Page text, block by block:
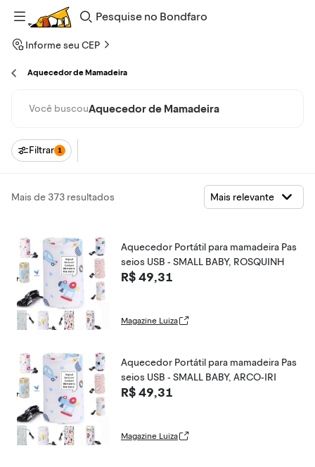
Pesquise
Bondfaro
Informe seu CEP
Aquecedor de Mamadeira
Você buscouAquecedor de Mamadeira
Filtrar 1
Mais de 373 resultados
Aquecedor Portátil para mamadeira Pas
seios USB - SMALL BABY, ROSQUINH
R$ 49,31
Magazine Luiza
Aquecedor Portátil para mamadeira Pas
seios USB - SMALL BABY, ARCO-IRI
R$ 49,31
Magazine Luiza